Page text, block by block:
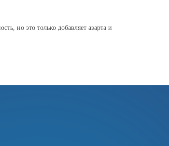
но это только добавляет азарта и